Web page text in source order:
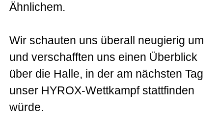
Ähnlichem.
Wir schauten uns überall neugierig um
und verschafften uns einen Überblick
über die Halle, in der am nächsten Tag
unser HYROX-Wettkampf stattfinden
würde.